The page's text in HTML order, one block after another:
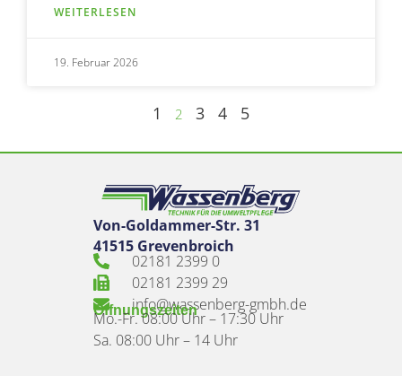
WEITERLESEN
19. Februar 2026
1 2 3 4 5
Von-Goldammer-Str. 31
41515 Grevenbroich
02181 2399 0
02181 2399 29
info@wassenberg-gmbh.de
Öffnungszeiten
Mo.-Fr. 08:00 Uhr – 17:30 Uhr
Sa. 08:00 Uhr – 14 Uhr